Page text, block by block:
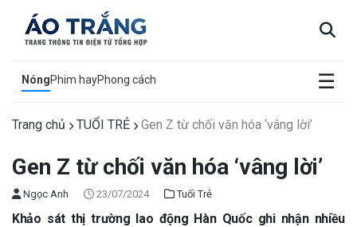
NóngPhim hayPhong cách ☰
×
Trang chủ TUỔI TRẺ Gen Z từ chối văn hóa ‘vâng lời’
Gen Z từ chối văn hóa ‘vâng lời’
Ngọc Anh 23/07/2024 Tuổi Trẻ
Khảo sát thị trường lao động Hàn Quốc ghi nhận nhiều